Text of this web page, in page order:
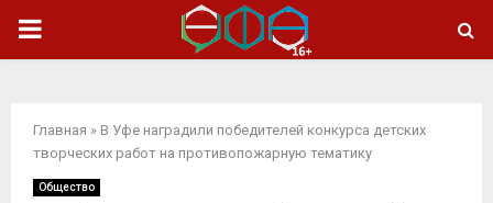
ОСНОВНОЕ
Главная » В Уфе наградили победителей конкурса детских
творческих работ на противопожарную тематику
Общество